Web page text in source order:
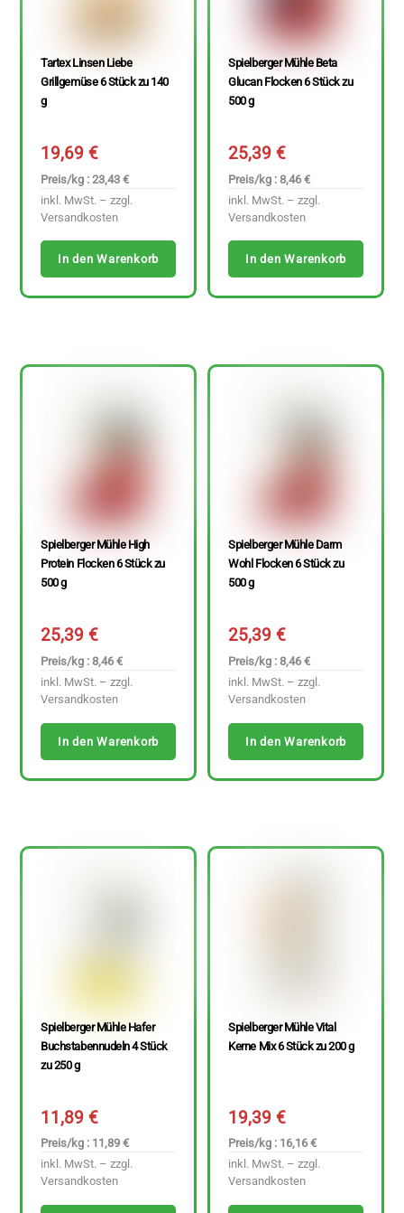
Tartex Linsen Liebe
Grillgemüse 6 Stück zu 140
g
19,69€
Preis/kg : 23,43 €
inkl. MwSt. – zzgl.
Versandkosten
In den Warenkorb
Spielberger Mühle Beta
Glucan Flocken 6 Stück zu
500 g
25,39€
Preis/kg : 8,46 €
inkl. MwSt. – zzgl.
Versandkosten
In den Warenkorb
Spielberger Mühle High
Protein Flocken 6 Stück zu
500 g
25,39€
Preis/kg : 8,46 €
inkl. MwSt. – zzgl.
Versandkosten
In den Warenkorb
Spielberger Mühle Darm
Wohl Flocken 6 Stück zu
500 g
25,39€
Preis/kg : 8,46 €
inkl. MwSt. – zzgl.
Versandkosten
In den Warenkorb
Spielberger Mühle Hafer
Buchstabennudeln 4 Stück
zu 250 g
11,89€
Preis/kg : 11,89 €
inkl. MwSt. – zzgl.
Versandkosten
Spielberger Mühle Vital
Kerne Mix 6 Stück zu 200 g
19,39€
Preis/kg : 16,16 €
inkl. MwSt. – zzgl.
Versandkosten